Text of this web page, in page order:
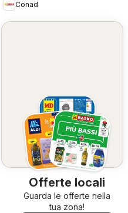
Conad
Offerte locali
Guarda le offerte nella
tua zona!